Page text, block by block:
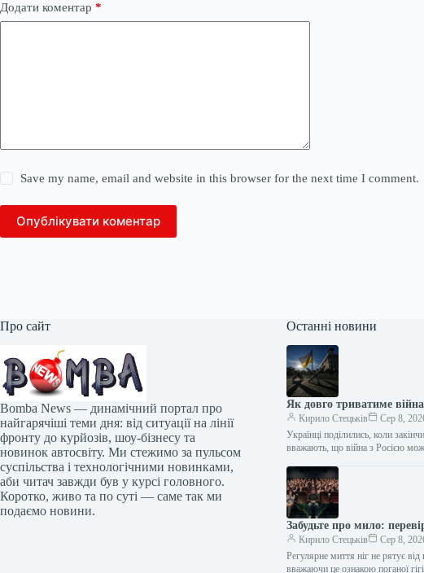
Додати коментар *
Save my name, email and website in this browser for the next time I comment.
Опублікувати коментар
Про сайт
Bomba News — динамічний портал про
найгарячіші теми дня: від ситуації на лінії
фронту до курйозів, шоу-бізнесу та
новинок автосвіту. Ми стежимо за пульсом
суспільства і технологічними новинками,
аби читач завжди був у курсі головного.
Коротко, живо та по суті — саме так ми
подаємо новини.
Останні новини
Як довго триватиме
Кирило Стецьків
Сер 8,
Українці поділились, коли
вважають, що війна з Росією
Забудьте про мило:
Кирило Стецьків
Сер 8,
Регулярне миття ніг не рятує
вважаючи це ознакою поганої